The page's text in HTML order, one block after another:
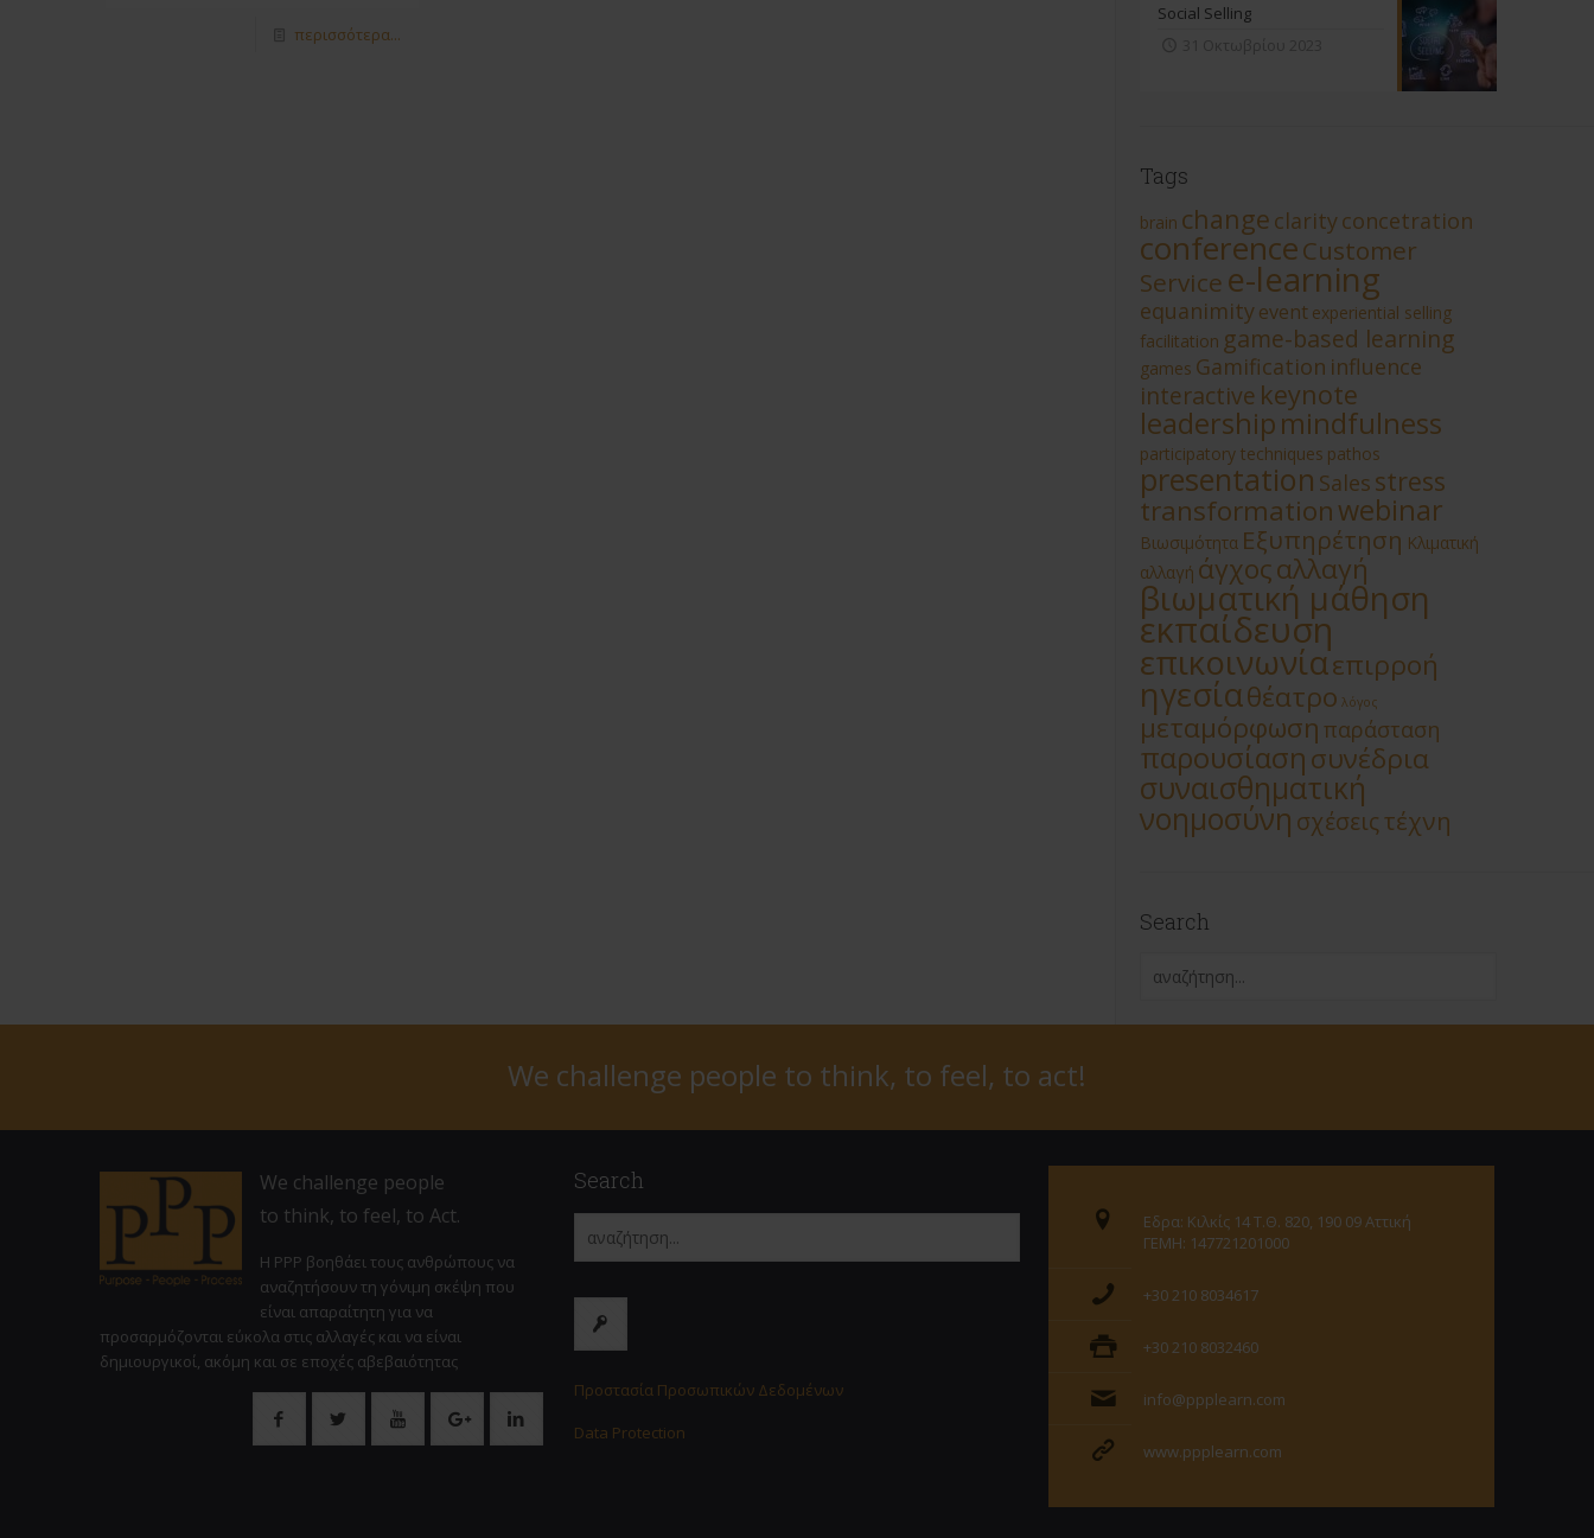
περισσότερα...
Social Selling
Tags
brain change clarityconcetration
conferenceCustomer
Service e-learning
equanimityevent experiential selling
facilitation game-based learning
games Gamification influence
interactive keynote
leadershipmindfulness
participatory techniques pathos
presentation Sales stress
transformationwebinar
Βιωσιμότητα Εξυπηρέτηση Κλιματική
αλλαγή άγχοςαλλαγή
βιωματική μάθηση
εκπαίδευση
επικοινωνίαεπιρροή
ηγεσίαθέατρο λόγος
μεταμόρφωση παράσταση
παρουσίασησυνέδρια
συναισθηματική
νοημοσύνη σχέσειςτέχνη
Search
We challenge people to think, to feel, to act!
We challenge people
to think, to feel, to Act.
Η PPP βοηθάει τους ανθρώπους να
αναζητήσουν τη γόνιμη σκέψη που
είναι απαραίτητη για να
προσαρμόζονται εύκολα στις αλλαγές και να είναι
δημιουργικοί, ακόμη και σε εποχές αβεβαιότητας
Search
Προστασία Προσωπικών Δεδομένων
Data Protection
Εδρα: Κιλκίς 14 Τ.Θ. 820, 190 09 Αττική
ΓΕΜΗ: 147721201000
+30 210 8034617
+30 210 8032460
info@ppplearn.com
www.ppplearn.com